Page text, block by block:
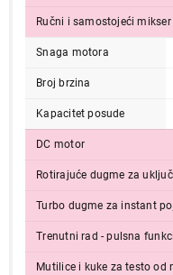
Ručni i samostojeći mikser
Snaga motora
Broj brzina
Kapacitet posude
DC motor
Rotirajuće dugme za
Turbo dugme za instant
Trenutni rad - pulsna
Mutilice i kuke za testo od